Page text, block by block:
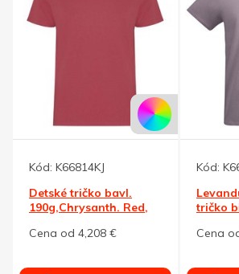
Kód: K66814KJ
Detské tričko bavl.
190g,Chrysanth. Red,
Cena od 4,208 €
Kód:
tričko
Cena